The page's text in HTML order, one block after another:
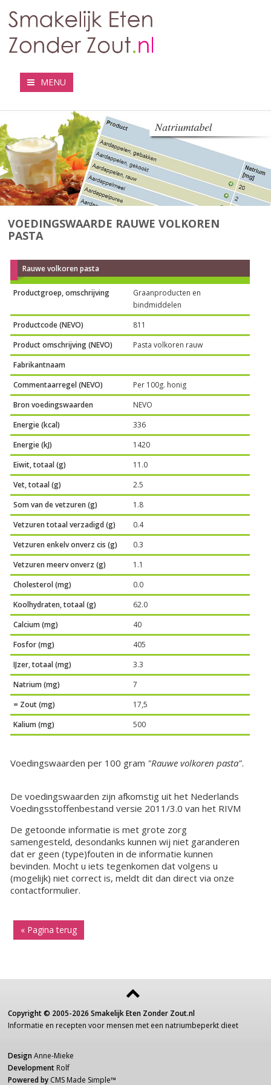
MENU
VOEDINGSWAARDE RAUWE VOLKOREN
PASTA
Rauwe volkoren pasta
Productgroep, omschrijving
Graanproducten en
bindmiddelen
Productcode (NEVO)
811
Product omschrijving (NEVO)
Pasta volkoren rauw
Fabrikantnaam
Commentaarregel (NEVO)
Per 100g. honig
Bron voedingswaarden
NEVO
Energie (kcal)
336
Energie (kJ)
1420
Eiwit, totaal (g)
11.0
Vet, totaal (g)
2.5
Som van de vetzuren (g)
1.8
Vetzuren totaal verzadigd (g)
0.4
Vetzuren enkelv onverz cis (g)
0.3
Vetzuren meerv onverz (g)
1.1
Cholesterol (mg)
0.0
Koolhydraten, totaal (g)
62.0
Calcium (mg)
40
Fosfor (mg)
405
IJzer, totaal (mg)
3.3
Natrium (mg)
7
= Zout (mg)
17,5
Kalium (mg)
500
Voedingswaarden per 100 gram "Rauwe volkoren pasta".
De voedingswaarden zijn afkomstig uit het Nederlands
Voedingsstoffenbestand versie 2011/3.0 van het RIVM
De getoonde informatie is met grote zorg
samengesteld, desondanks kunnen wij niet garanderen
dat er geen (type)fouten in de informatie kunnen
bevinden. Mocht u iets tegenkomen dat volgens u
(mogelijk) niet correct is, meldt dit dan direct via onze
contactformulier.
« Pagina terug
Copyright © 2005-2026 Smakelijk Eten Zonder Zout.nl
Informatie en recepten voor mensen met een natriumbeperkt dieet
Design Anne-Mieke
Development Rolf
Powered by CMS Made Simple™